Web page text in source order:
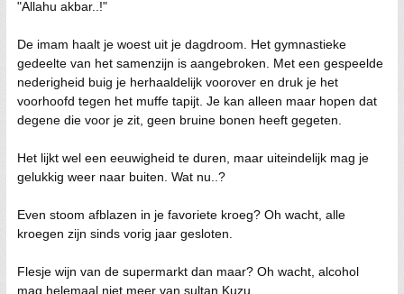
"Allahu akbar..!"
De imam haalt je woest uit je dagdroom. Het gymnastieke
gedeelte van het samenzijn is aangebroken. Met een gespeelde
nederigheid buig je herhaaldelijk voorover en druk je het
voorhoofd tegen het muffe tapijt. Je kan alleen maar hopen dat
degene die voor je zit, geen bruine bonen heeft gegeten.
Het lijkt wel een eeuwigheid te duren, maar uiteindelijk mag je
gelukkig weer naar buiten. Wat nu..?
Even stoom afblazen in je favoriete kroeg? Oh wacht, alle
kroegen zijn sinds vorig jaar gesloten.
Flesje wijn van de supermarkt dan maar? Oh wacht, alcohol
mag helemaal niet meer van sultan Kuzu.